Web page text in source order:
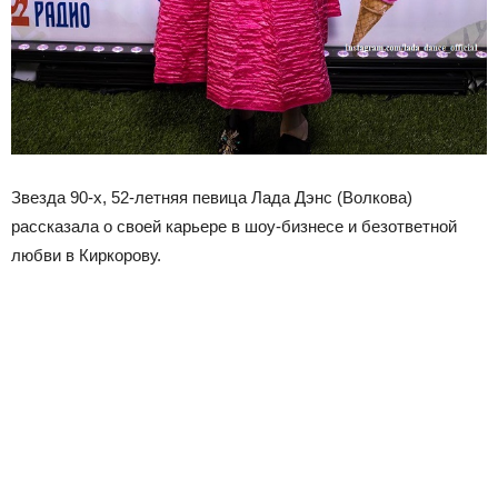
Звезда 90-х, 52-летняя певица Лада Дэнс (Волкова)
рассказала о своей карьере в шоу-бизнесе и безответной
любви в Киркорову.